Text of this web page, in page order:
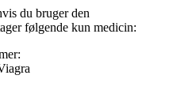
du bruger den
følgende kun medicin: